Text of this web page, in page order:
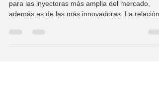
Papé dispone una de las gamas de accesorios